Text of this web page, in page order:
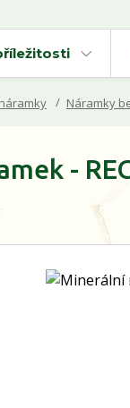
Náramky
-